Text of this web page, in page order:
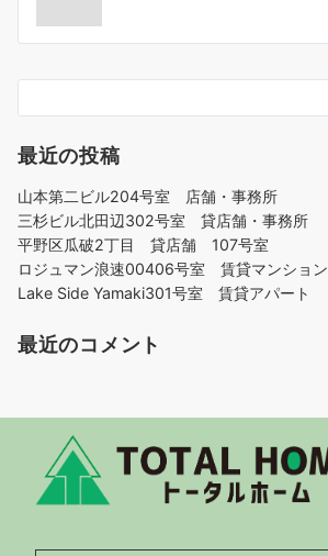
シ
ョ
最近の投稿
山本第二ビル204号室 店舗・事務所
三杉ビル北田辺302号室 貸店舗・事務所
平野区瓜破2丁目 貸店舗 107号室
ロジュマン浪速00406号室 賃貸マンション
Lake Side Yamaki301号室 賃貸アパート
最近のコメント